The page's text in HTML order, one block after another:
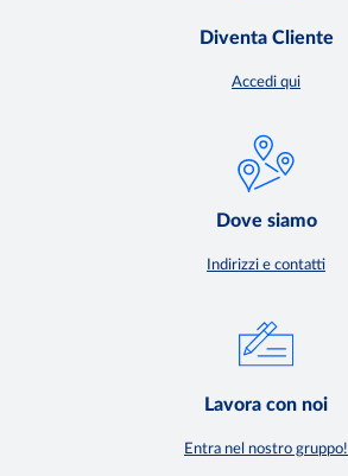
Diventa Cliente
Accedi qui
Dove siamo
Indirizzi e contatti
Lavora con noi
Entra nel nostro gruppo!